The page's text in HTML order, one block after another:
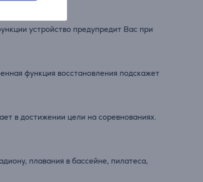
устройство предупредит Вас при
функция восстановления подскажет
в достижении цели на соревнованиях.
плавания в бассейне, пилатеса,